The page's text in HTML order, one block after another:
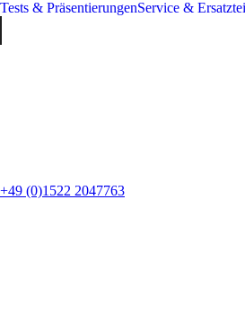
Tests & PräsentierungenService &
+49 (0)1522 2047763